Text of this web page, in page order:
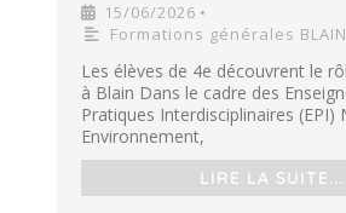
15/06/2026 •
Formations générales BLAIN
Les élèves de 4e découvrent le
à Blain Dans le cadre des
Pratiques Interdisciplinaires (EPI)
Environnement,
LIRE LA SUITE...